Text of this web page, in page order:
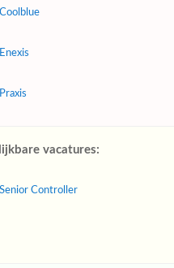
Coolblue
Enexis
Praxis
vacatures:
Senior Controller